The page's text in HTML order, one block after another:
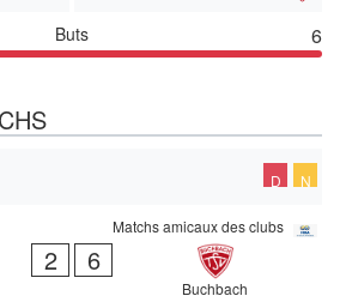
Buts 6
D N
Matchs amicaux des clubs
2 6
Buchbach